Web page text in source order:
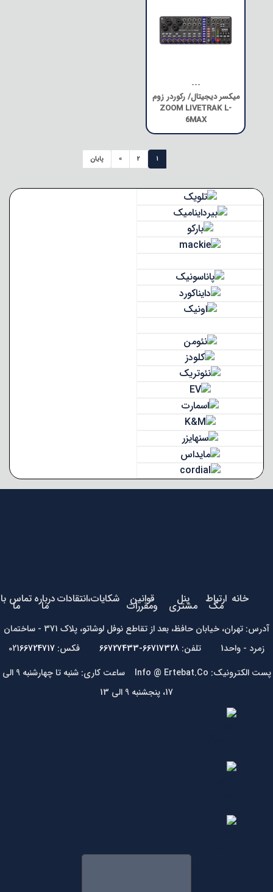
---
میکسر دیجیتال/ رکوردر زوم
ZOOM LIVETRAK L-
6MAX
1
2
» پایان
خانه ارتباط
مگ پنل
مشتری قوانین
ومقررات شکایات،انتقاداتدرباره
ما تماس با
ما
آدرس: تهران، خیابان حافظ، بعد از تقاطع نوفل لوشاتو، پلاک 371 - ساختمان
زمرد - واحد1 تلفن:
66717328-66727433 فکس: 021 66724717
پست الکترونیک: Info @ Ertebat.Co ساعت کاری: شنبه تا چهارشنبه 9 الی
17، پنجشنبه 9 الی 13